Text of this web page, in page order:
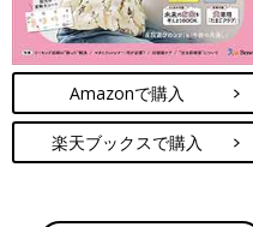
Amazonで購入
楽天ブックスで購入